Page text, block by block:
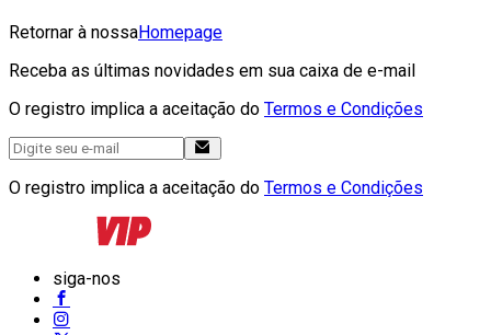
Retornar à nossaHomepage
Receba as últimas novidades em sua caixa de e-mail
O registro implica a aceitação do Termos e Condições
O registro implica a aceitação do Termos e Condições
siga-nos